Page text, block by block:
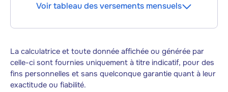
Voir tableau des versements mensuels
La calculatrice et toute donnée affichée ou générée par
celle-ci sont fournies uniquement à titre indicatif, pour des
fins personnelles et sans quelconque garantie quant à leur
exactitude ou fiabilité.